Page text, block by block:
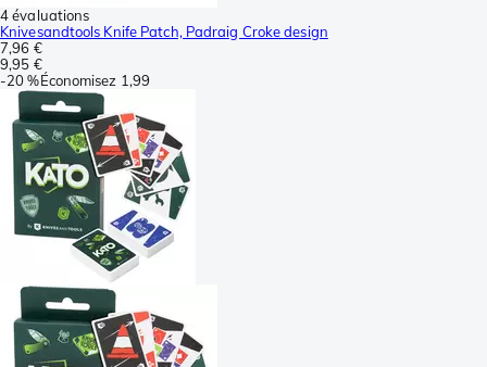
4 évaluations
Knivesandtools Knife Patch, Padraig Croke design
7,96 €
9,95 €
-20 %Économisez 1,99